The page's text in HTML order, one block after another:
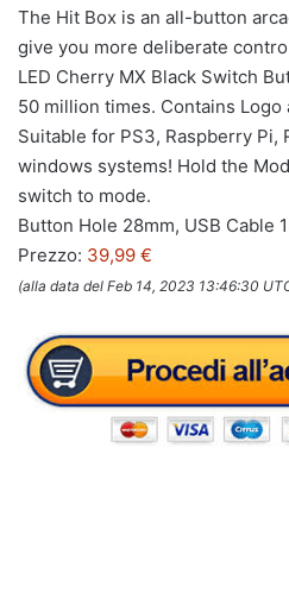
The Hit Box is an all-button
give you more deliberate
LED Cherry MX Black Switch
50 million times. Contains Logo
Suitable for PS3, Raspberry Pi,
windows systems! Hold the
switch to mode.
Button Hole 28mm, USB Cable
Prezzo: 39,99 €
(alla data del Feb 14, 2023 13:46:30